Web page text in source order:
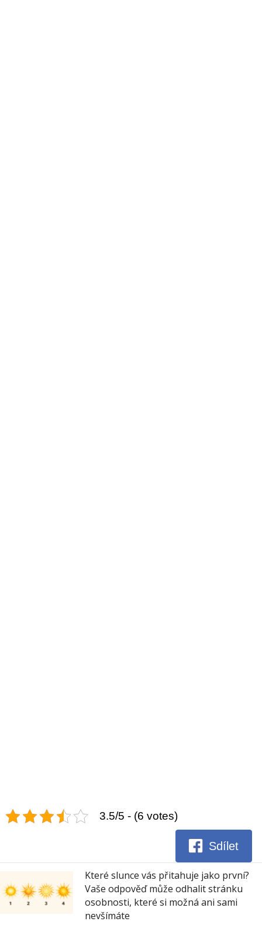
3.5/5 - (6 votes)
Sdílet
Které slunce vás přitahuje jako první?
Vaše odpověď může odhalit stránku
osobnosti, které si možná ani sami
nevšímáte